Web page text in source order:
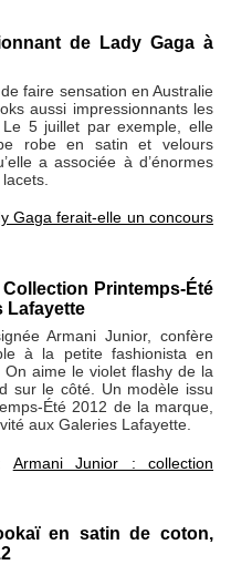
de Lady Gaga à
faire sensation en Australie
aussi impressionnants les
5 juillet par exemple, elle
robe en satin et velours
a associée à d’énormes
Gaga ferait-elle un concours
Printemps-Été
Lafayette
Armani Junior, confère
à la petite fashionista en
aime le violet flashy de la
sur le côté. Un modèle issu
Été 2012 de la marque,
aux Galeries Lafayette.
Armani Junior : collection
en satin de coton,